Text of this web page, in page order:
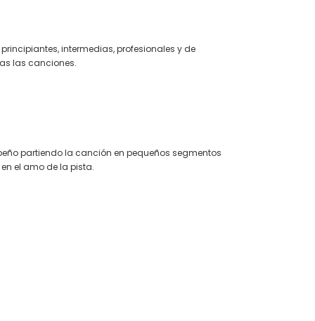
intermedias, profesionales y de
las canciones.
partiendo la canción en pequeños segmentos
el amo de la pista.